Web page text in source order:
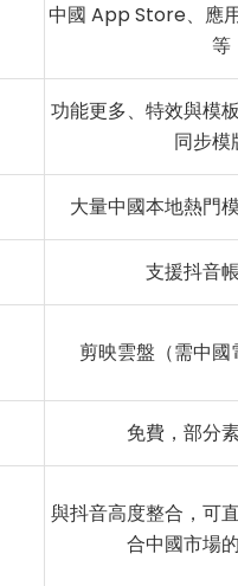
中國 App Store、應
等
功能更多、特效與模
同步模
大量中國本地熱門
支援抖音
剪映雲盤（需中國
免費，部分
與抖音高度整合，可
合中國市場